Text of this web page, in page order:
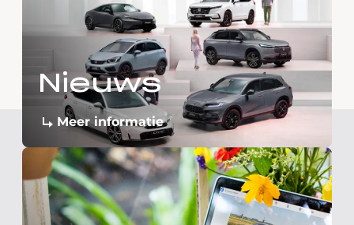
Nieuws
Meer informatie